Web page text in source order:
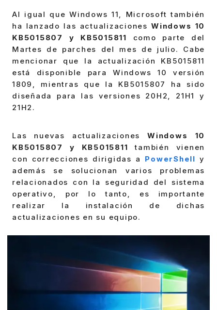
Al igual que Windows 11, Microsoft también
ha lanzado las actualizacionesWindows 10
KB5015807 y KB5015811 como parte del
Martes de parches del mes de julio. Cabe
mencionar que la actualización KB5015811
está disponible para Windows 10 versión
1809, mientras que la KB5015807 ha sido
diseñada para las versiones 20H2, 21H1 y
21H2.
Las nuevas actualizacionesWindows 10
KB5015807 y KB5015811 también vienen
con correcciones dirigidas a PowerShell y
además se solucionan varios problemas
relacionados con la seguridad del sistema
operativo, por lo tanto, es importante
realizar la instalación de dichas
actualizaciones en su equipo.